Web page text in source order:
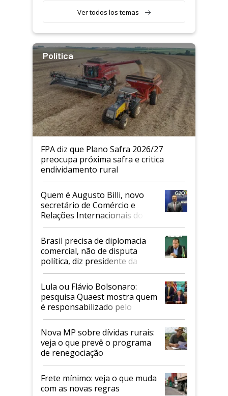
Ver todos los temas
Política
FPA diz que Plano Safra 2026/27
preocupa próxima safra e critica
endividamento rural
Quem é Augusto Billi, novo
secretário de Comércio e
Relações Internacionais do
Mapa
Brasil precisa de diplomacia
comercial, não de disputa
política, diz presidente da
Faesp
Lula ou Flávio Bolsonaro:
pesquisa Quaest mostra quem
é responsabilizado pelo
tarifaço dos EUA
Nova MP sobre dívidas rurais:
veja o que prevê o programa
de renegociação
Frete mínimo: veja o que muda
com as novas regras